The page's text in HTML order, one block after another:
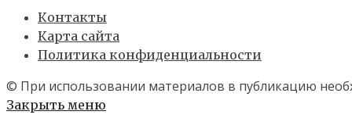
Контакты
Карта сайта
Политика конфиденциальности
© При использовании материалов в публикацию
Закрыть меню